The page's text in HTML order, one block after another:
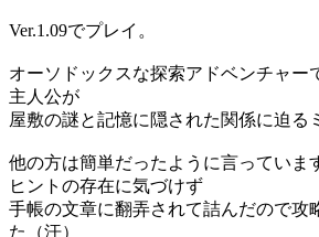
Ver.1.09でプレイ。
オーソドックスな探索アドベンチャー
主人公が
屋敷の謎と記憶に隠された関係に迫る
他の方は簡単だったように言っていま
ヒントの存在に気づけず
手帳の文章に翻弄されて詰んだので攻
た（汗）